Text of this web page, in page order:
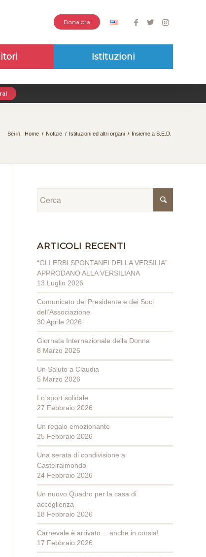
Dona ora
Istituzioni
Sei in: Home / Notizie / Istituzioni ed altri organi / Insieme a S.E.D.
ARTICOLI RECENTI
“GLI ERBI SPONTANEI DELLA VERSILIA”
APPRODANO ALLA VERSILIANA
13 Luglio 2026
Comunicato del Presidente e dei Soci
dell’Associazione
30 Aprile 2026
Giornata Internazionale della Donna
8 Marzo 2026
Un Saluto a Claudia
5 Marzo 2026
Lo sport solidale
27 Febbraio 2026
Un regalo emozionante
25 Febbraio 2026
Una serata di condivisione a
Castelraimondo
24 Febbraio 2026
Un nuovo Quadro per la casa di
accoglienza
18 Febbraio 2026
Carnevale è arrivato… anche in corsia!
17 Febbraio 2026